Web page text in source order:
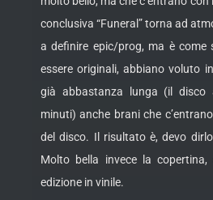
conclusiva “Funeral” torna ad
a definire epic/prog, ma è come
essere originali, abbiano voluto
già abbastanza lunga (il
minuti) anche brani che
del disco. Il risultato è, devo
Molto bella invece la copertina,
edizione in vinile.